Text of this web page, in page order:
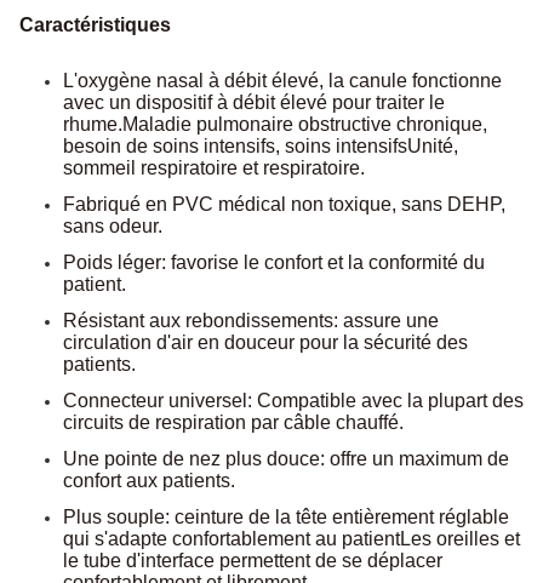
Caractéristiques
L'oxygène nasal à débit élevé, la canule fonctionne
avec un dispositif à débit élevé pour traiter le
rhume.Maladie pulmonaire obstructive chronique,
besoin de soins intensifs, soins intensifsUnité,
sommeil respiratoire et respiratoire.
Fabriqué en PVC médical non toxique, sans DEHP,
sans odeur.
Poids léger: favorise le confort et la conformité du
patient.
Résistant aux rebondissements: assure une
circulation d'air en douceur pour la sécurité des
patients.
Connecteur universel: Compatible avec la plupart des
circuits de respiration par câble chauffé.
Une pointe de nez plus douce: offre un maximum de
confort aux patients.
Plus souple: ceinture de la tête entièrement réglable
qui s'adapte confortablement au patientLes oreilles et
le tube d'interface permettent de se déplacer